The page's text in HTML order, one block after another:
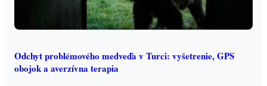
Odchyt problémového medveďa v Turci: vyšetrenie, GPS
obojok a averzívna terapia